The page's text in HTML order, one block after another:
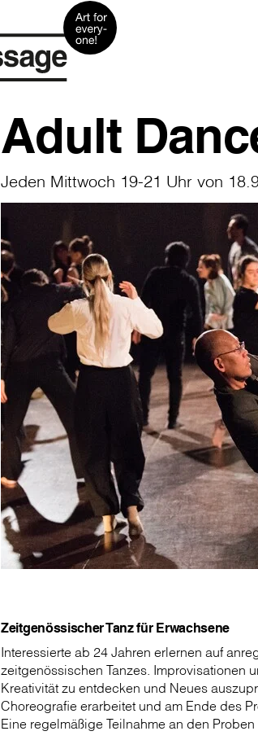
Adult
Jeden Mittwoch 19-21 Uhr von
Zeitgenössischer Tanz für Erwachsene
Interessierte ab 24 Jahren erlernen auf
zeitgenössischen Tanzes. Improvisationen
Kreativität zu entdecken und Neues
Choreografie erarbeitet und am Ende des
Eine regelmäßige Teilnahme an den